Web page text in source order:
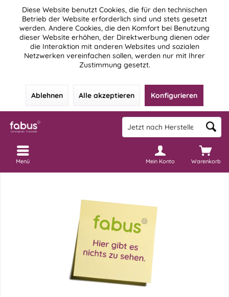
Diese Website benutzt Cookies, die für den technischen
Betrieb der Website erforderlich sind und stets gesetzt
werden. Andere Cookies, die den Komfort bei Benutzung
dieser Website erhöhen, der Direktwerbung dienen oder
die Interaktion mit anderen Websites und sozialen
Netzwerken vereinfachen sollen, werden nur mit Ihrer
Zustimmung gesetzt.
Ablehnen Alle akzeptieren Konfigurieren
Warenkorb
Mein Konto
Menü